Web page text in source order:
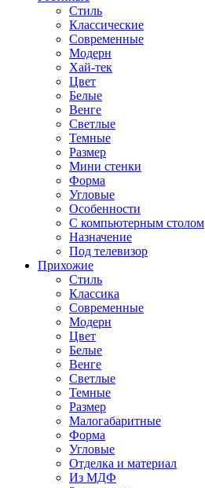
Стиль
Классические
Современные
Модерн
Хай-тек
Цвет
Белые
Венге
Светлые
Темные
Размер
Мини стенки
Форма
Угловые
Особенности
С компьютерным столом
Назначение
Под телевизор
Прихожие
Стиль
Классика
Современные
Модерн
Цвет
Белые
Венге
Светлые
Темные
Размер
Малогабаритные
Форма
Угловые
Отделка и материал
Из МДФ